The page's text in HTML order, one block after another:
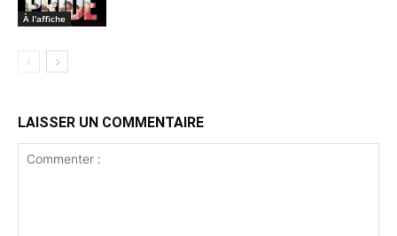
À l'affiche
LAISSER UN COMMENTAIRE